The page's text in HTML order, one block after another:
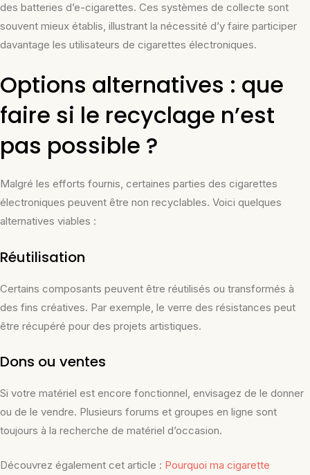
des batteries d’e-cigarettes. Ces systèmes de collecte sont
souvent mieux établis, illustrant la nécessité d’y faire participer
davantage les utilisateurs de cigarettes électroniques.
Options alternatives : que
faire si le recyclage n’est
pas possible ?
Malgré les efforts fournis, certaines parties des cigarettes
électroniques peuvent être non recyclables. Voici quelques
alternatives viables :
Réutilisation
Certains composants peuvent être réutilisés ou transformés à
des fins créatives. Par exemple, le verre des résistances peut
être récupéré pour des projets artistiques.
Dons ou ventes
Si votre matériel est encore fonctionnel, envisagez de le donner
ou de le vendre. Plusieurs forums et groupes en ligne sont
toujours à la recherche de matériel d’occasion.
Découvrez également cet article : Pourquoi ma cigarette